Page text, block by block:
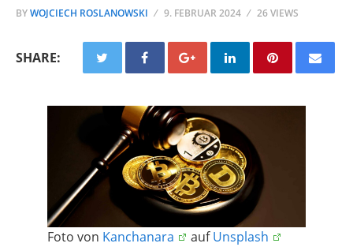
BYWOJCIECH ROSLANOWSKI 9. FEBRUAR 2024 26 VIEWS
SHARE:
Foto von Kanchanara aufUnsplash